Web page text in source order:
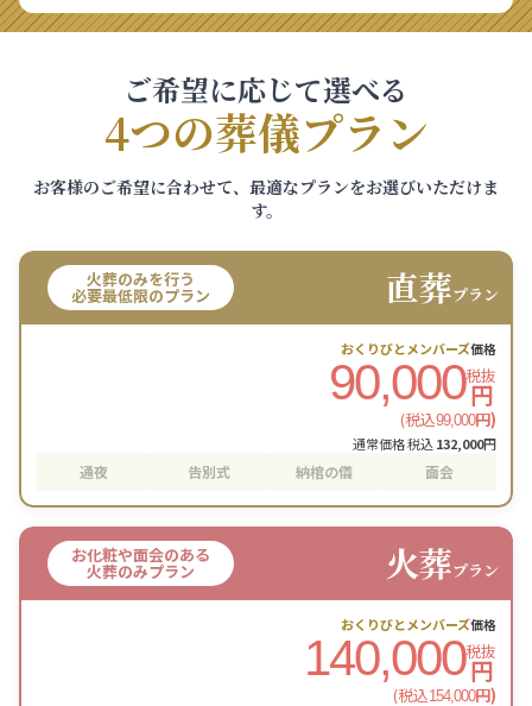
ご希望に応じて選べる
4つの葬儀プラン
お客様のご希望に合わせて、最適なプランをお選びいただけま
す。
火葬のみを行う
必要最低限のプラン 直葬プラン
おくりびとメンバーズ価格
90,000税抜
円
(税込99,000円)
通常価格 税込132,000円
通夜 告別式 納棺の儀 面会
お化粧や面会のある
火葬のみプラン 火葬プラン
おくりびとメンバーズ価格
140,000税抜
円
(税込154,000円)